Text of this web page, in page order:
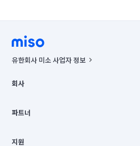
유한회사 미소 사업자 정보
00019 |
주소 | 본사: 서울특별시 종로구 율곡로 6(중학
컨택센터 : 서울특별시 종로구 수송동 율곡로 24,
상품, 상품정보, 거래에 관한 의무와 책임은 거래
회사
채용
파트너
이사
지원